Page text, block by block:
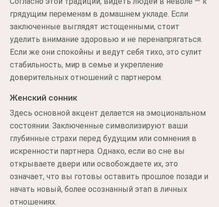
грядущим переменам в домашнем укладе. Если
заключенные выглядят истощенными, стоит
уделить внимание здоровью и не перенапрягаться.
Если же они спокойны и ведут себя тихо, это сулит
стабильность, мир в семье и укрепление
доверительных отношений с партнером.
Женский сонник
Здесь основной акцент делается на эмоциональном
состоянии. Заключенные символизируют ваши
глубинные страхи перед будущим или сомнения в
искренности партнера. Однако, если во сне вы
открываете двери или освобождаете их, это
означает, что вы готовы оставить прошлое позади и
начать новый, более осознанный этап в личных
отношениях.